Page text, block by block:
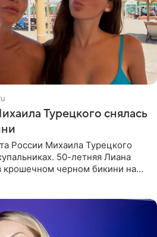
Турецкого снялась
России Михаила Турецкого
50-летняя Лиана
крошечном черном бикини на